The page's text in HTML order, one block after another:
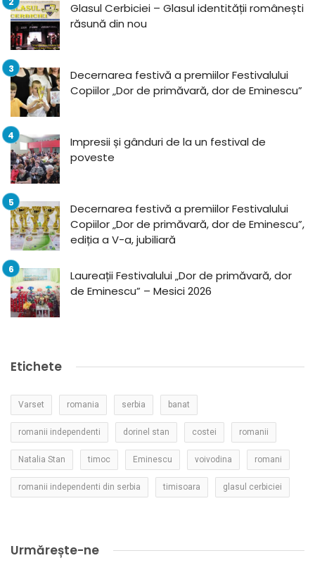
Glasul Cerbiciei – Glasul identității românești
răsună din nou
Decernarea festivă a premiilor Festivalului
Copiilor „Dor de primăvară, dor de Eminescu”
Impresii și gânduri de la un festival de
poveste
Decernarea festivă a premiilor Festivalului
Copiilor „Dor de primăvară, dor de Eminescu”,
ediția a V-a, jubiliară
Laureații Festivalului „Dor de primăvară, dor
de Eminescu” – Mesici 2026
Etichete
Varset romania serbia banat
romanii independenti dorinel stan costei romanii
Natalia Stan timoc Eminescu voivodina romani
romanii independenti din serbia timisoara glasul cerbiciei
Urmărește-ne